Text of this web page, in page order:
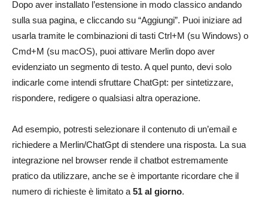
Dopo aver installato l’estensione in modo classico andando
sulla sua pagina, e cliccando su “Aggiungi”. Puoi iniziare ad
usarla tramite le combinazioni di tasti Ctrl+M (su Windows) o
Cmd+M (su macOS), puoi attivare Merlin dopo aver
evidenziato un segmento di testo. A quel punto, devi solo
indicarle come intendi sfruttare ChatGpt: per sintetizzare,
rispondere, redigere o qualsiasi altra operazione.
Ad esempio, potresti selezionare il contenuto di un’email e
richiedere a Merlin/ChatGpt di stendere una risposta. La sua
integrazione nel browser rende il chatbot estremamente
pratico da utilizzare, anche se è importante ricordare che il
numero di richieste è limitato a 51 al giorno.